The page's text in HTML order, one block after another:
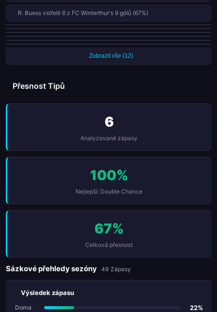
R. Buess vstřelil 6 z FC Winterthur's 9 gólů (67%)
Mamadou Fofana II vstřelil 3 z FC Aarau's 5 gólů (60%)
Stade Nyonnais vstřelili 50% svých gólů po 75. minutě (3 gólů)
FC Winterthur vstřelili 88% svých gólů ve druhé půli
Neuchatel Xamax FC vstřelili 44% svých gólů po 75. minutě (4 gólů)
Cham vstřelili 43% svých gólů po 75. minutě (3 gólů)
Zobrazit vše (12)
Přesnost Tipů
6
Analyzované zápasy
100%
Nejlepší: Double Chance
67%
Celková přesnost
Sázkové přehledy sezóny 49 Zápasy
Výsledek zápasu
Doma 22%